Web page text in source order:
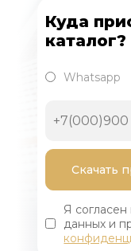
Куда
каталог?
Whatsapp
Я
данных и